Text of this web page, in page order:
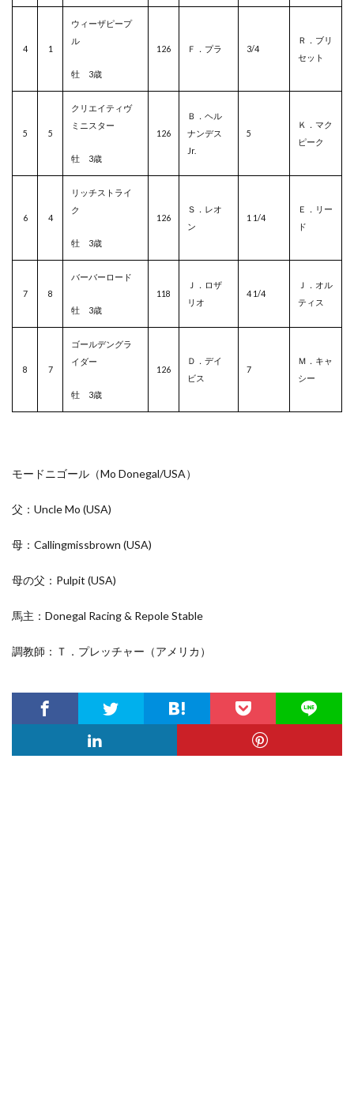
4 1
ウィーザピープ
ル
牡 3歳
126 Ｆ．プラ 3/4
Ｒ．ブリ
セット
5 5
クリエイティヴ
ミニスター
牡 3歳
126
Ｂ．ヘル
ナンデス
Jr.
5
Ｋ．マク
ピーク
6 4
リッチストライ
ク
牡 3歳
126
Ｓ．レオ
ン
1 1/4
Ｅ．リー
ド
7 8
バーバーロード
牡 3歳
118
Ｊ．ロザ
リオ
4 1/4
Ｊ．オル
ティス
8 7
ゴールデングラ
イダー
牡 3歳
126
Ｄ．デイ
ビス
7
Ｍ．キャ
シー
モードニゴール（Mo Donegal/USA）
父：Uncle Mo (USA)
母：Callingmissbrown (USA)
母の父：Pulpit (USA)
馬主：Donegal Racing & Repole Stable
調教師：Ｔ．プレッチャー（アメリカ）